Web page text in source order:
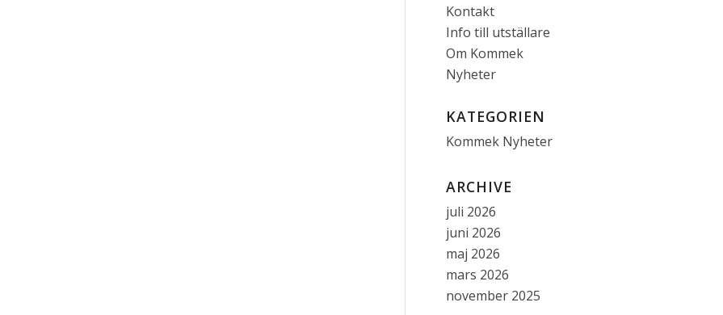
Kontakt
Info till utställare
Om Kommek
Nyheter
KATEGORIEN
Kommek Nyheter
ARCHIVE
juli 2026
juni 2026
maj 2026
mars 2026
november 2025